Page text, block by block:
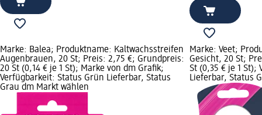
Marke: Balea; Produktname: Kaltwachsstreifen
Augenbrauen, 20 St; Preis: 2,75 €; Grundpreis:
20 St (0,14 € je 1 St); Marke von dm Grafik;
Verfügbarkeit: Status Grün Lieferbar, Status
Grau dm Markt wählen
Marke: Veet;
Gesicht, 20 St;
St (0,35 € je 1
Lieferbar, Status